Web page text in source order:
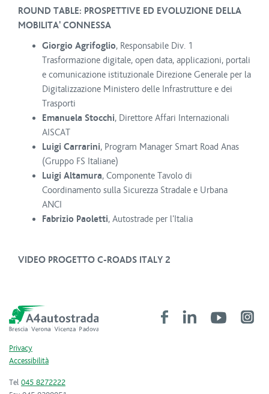
ROUND TABLE: PROSPETTIVE ED EVOLUZIONE DELLA
MOBILITA' CONNESSA
Giorgio Agrifoglio, Responsabile Div. 1
Trasformazione digitale, open data, applicazioni, portali
e comunicazione istituzionale Direzione Generale per la
Digitalizzazione Ministero delle Infrastrutture e dei
Trasporti
Emanuela Stocchi, Direttore Affari Internazionali
AISCAT
Luigi Carrarini, Program Manager Smart Road Anas
(Gruppo FS Italiane)
Luigi Altamura, Componente Tavolo di
Coordinamento sulla Sicurezza Stradale e Urbana
ANCI
Fabrizio Paoletti, Autostrade per l'Italia
VIDEO PROGETTO C-ROADS ITALY 2
Privacy
Accessibilità
Tel 045 8272222